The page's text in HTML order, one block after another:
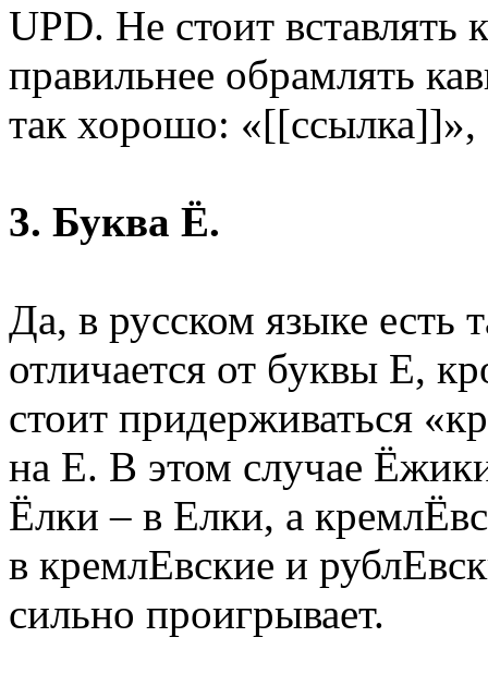
UPD. Не стоит вставлять
правильнее обрамлять
так хорошо: «[[ссылка]]»,
3. Буква Ё.
Да, в русском языке есть
отличается от буквы Е,
стоит придерживаться
на Е. В этом случае
Ёлки – в Елки, а
в кремлЕвские и
сильно проигрывает.